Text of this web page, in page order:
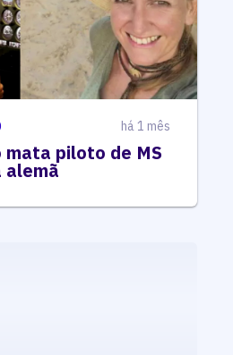
há 1 mês
mata piloto de MS
alemã